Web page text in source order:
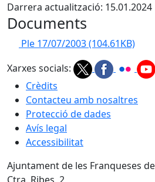
Darrera actualització: 15.01.2024
Documents
Ple 17/07/2003(104.61KB)
Xarxes socials:
Crèdits
Contacteu amb nosaltres
Protecció de dades
Avís legal
Accessibilitat
Ajuntament de les Franqueses